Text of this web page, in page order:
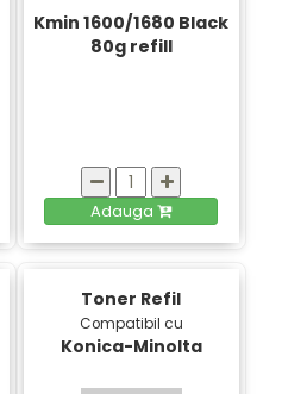
Kmin 1600/1680 Black
80g refill
Adauga
Toner Refil
Compatibil cu
Konica-Minolta